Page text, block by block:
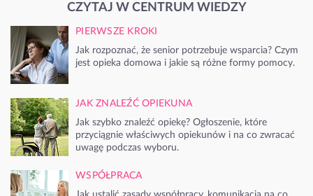
CZYTAJ W CENTRUM WIEDZY
PIERWSZE KROKI
Jak rozpoznać, że senior potrzebuje wsparcia? Czym
jest opieka domowa i jakie są różne formy pomocy.
JAK ZNALEŹĆ OPIEKUNA
Jak szybko znaleźć opiekę? Ogłoszenie, które
przyciągnie właściwych opiekunów i na co zwracać
uwagę podczas wyboru.
WSPÓŁPRACA